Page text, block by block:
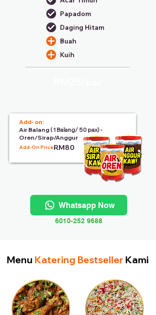
Papadom
Daging Hitam
Buah
Kuih
Add- on:
Air Balang ( 1 Balang/ 50 pax) -
Oren/Sirap/Anggur
Add-On Price:RM80
Whatsapp Now
6010-252 9688
Menu Katering Bestseller Kami